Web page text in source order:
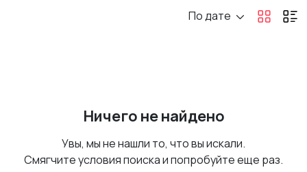
По дате
Ничего не найдено
Увы, мы не нашли то, что вы искали.
Смягчите условия поиска и попробуйте еще раз.